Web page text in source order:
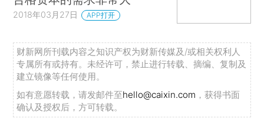
2018年03月27日 APP打开
财新网所刊载内容之知识产权为财新传媒及/或相关权利人
专属所有或持有。未经许可，禁止进行转载、摘编、复制及
建立镜像等任何使用。
如有意愿转载，请发邮件至hello@caixin.com ，获得书面
确认及授权后，方可转载。